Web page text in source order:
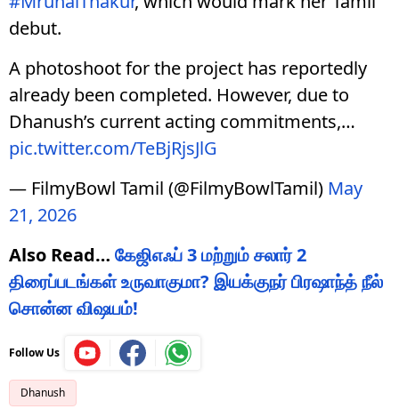
debut.
A photoshoot for the project has reportedly
already been completed. However, due to
Dhanush’s current acting commitments,…
pic.twitter.com/TeBjRjsJlG
— FilmyBowl Tamil (@FilmyBowlTamil) May
21, 2026
Also Read… கேஜிஎஃப் 3 மற்றும் சலார் 2
திரைப்படங்கள் உருவாகுமா? இயக்குநர் பிரஷாந்த் நீல்
சொன்ன விஷயம்!
Follow Us
Dhanush